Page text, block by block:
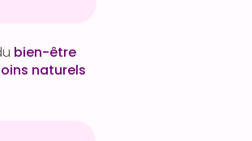
bien-être
naturels